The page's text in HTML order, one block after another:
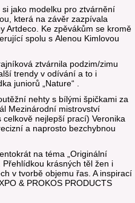
jako modelku pro ztvárnění
která na závěr zazpívala
Artdeco. Ke zpěvákům se kromě
spolu s Alenou Kimlovou
ztvárnila podzim/zimu
trendy v odívání a to i
juniorů „Nature“ .
nehty s bílými špičkami za
Mezinárodní mistrovství
nejlepší prací) Veronika
a naprosto bezchybnou
na téma „Originální
krásných těl žen i
v tvorbě objemu řas. A inspirací
& PROKOS PRODUCTS